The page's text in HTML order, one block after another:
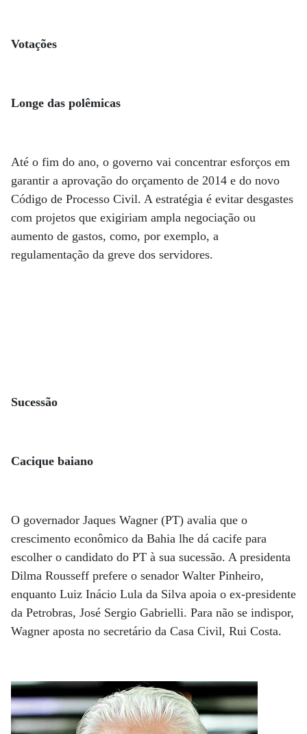
Votações
Longe das polêmicas
Até o fim do ano, o governo vai concentrar esforços em
garantir a aprovação do orçamento de 2014 e do novo
Código de Processo Civil. A estratégia é evitar desgastes
com projetos que exigiriam ampla negociação ou
aumento de gastos, como, por exemplo, a
regulamentação da greve dos servidores.
Sucessão
Cacique baiano
O governador Jaques Wagner (PT) avalia que o
crescimento econômico da Bahia lhe dá cacife para
escolher o candidato do PT à sua sucessão. A presidenta
Dilma Rousseff prefere o senador Walter Pinheiro,
enquanto Luiz Inácio Lula da Silva apoia o ex-presidente
da Petrobras, José Sergio Gabrielli. Para não se indispor,
Wagner aposta no secretário da Casa Civil, Rui Costa.